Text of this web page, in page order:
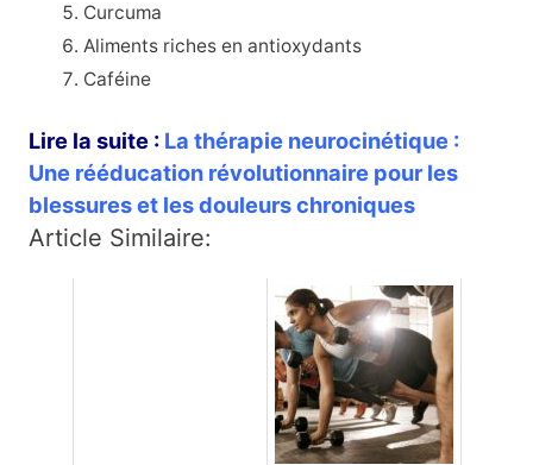
Curcuma
Aliments riches en antioxydants
Caféine
Lire la suite : La thérapie neurocinétique :
Une rééducation révolutionnaire pour les
blessures et les douleurs chroniques
Article Similaire: